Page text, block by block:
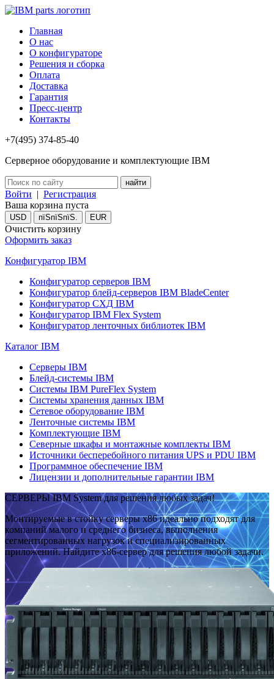
Главная
О нас
О конфигураторе
Решения и сборка
Оплата
Доставка
Гарантия
Пресс-центр
Контакты
+7(495) 374-85-40
Серверное оборудование и комплектующие IBM
Войти | Регистрация
Ваша корзина пуста
USD пїЅпїЅпїЅ. EUR
Очистить корзину
Оформить заказ
Конфигуратор IBM
Конфигуратор серверов IBM
Конфигуратор блейд-серверов IBM BladeCenter
Конфигуратор СХД IBM
Конфигуратор IBM Flex System
Конфигуратор ленточных библиотек IBM
Каталог IBM
Серверы IBM
Блейд-системы IBM
Системы IBM PureFlex System
Системы хранения данных IBM
Сетевое оборудование IBM
Ленточные системы IBM
Комплектующие IBM
Северные шкафы и монтажные комплекты IBM
Источники бесперебойного питания UPS и PDU IBM
Программное обеспечение IBM
Лицензии и дополнительные гарантии IBM
СЕРВЕРЫ IBM System для решения любых задач!
Монтируемые в стойку серверы x86 идеально подходят для
компаний малого и среднего бизнеса, выполнения
сегментированных нагрузок и специализированных
приложений. Найдите x86-сервер для решения любой задачи.